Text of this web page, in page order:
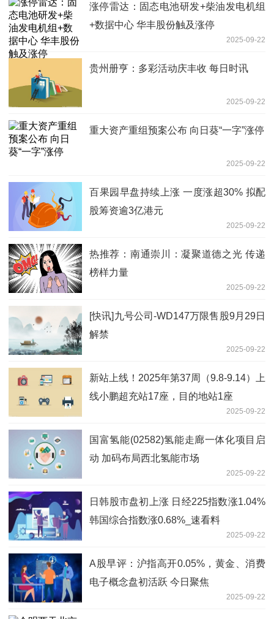
涨停雷达：固态电池研发+柴油发电机组
+数据中心 华丰股份触及涨停
2025-09-22
贵州册亨：多彩活动庆丰收 每日时讯
2025-09-22
重大资产重组预案公布 向日葵“一字”涨停
2025-09-22
百果园早盘持续上涨 一度涨超30% 拟配
股筹资逾3亿港元
2025-09-22
热推荐：南通崇川：凝聚道德之光 传递
榜样力量
2025-09-22
[快讯]九号公司-WD147万限售股9月29日
解禁
2025-09-22
新站上线！2025年第37周（9.8-9.14）上
线小鹏超充站17座，目的地站1座
2025-09-22
国富氢能(02582)氢能走廊一体化项目启
动 加码布局西北氢能市场
2025-09-22
日韩股市盘初上涨 日经225指数涨1.04%
韩国综合指数涨0.68%_速看料
2025-09-22
A股早评：沪指高开0.05%，黄金、消费
电子概念盘初活跃 今日聚焦
2025-09-22